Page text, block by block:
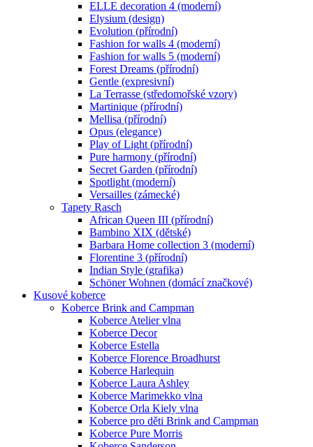
ELLE decoration 4 (moderní)
Elysium (design)
Evolution (přírodní)
Fashion for walls 4 (moderní)
Fashion for walls 5 (moderní)
Forest Dreams (přírodní)
Gentle (expresivní)
La Terrasse (středomořské vzory)
Martinique (přírodní)
Mellisa (přírodní)
Opus (elegance)
Play of Light (přírodní)
Pure harmony (přírodní)
Secret Garden (přírodní)
Spotlight (moderní)
Versailles (zámecké)
Tapety Rasch
African Queen III (přírodní)
Bambino XIX (dětské)
Barbara Home collection 3 (moderní)
Florentine 3 (přírodní)
Indian Style (grafika)
Schöner Wohnen (domácí značkové)
Kusové koberce
Koberce Brink and Campman
Koberce Atelier vlna
Koberce Decor
Koberce Estella
Koberce Florence Broadhurst
Koberce Harlequin
Koberce Laura Ashley
Koberce Marimekko vlna
Koberce Orla Kiely vlna
Koberce pro děti Brink and Campman
Koberce Pure Morris